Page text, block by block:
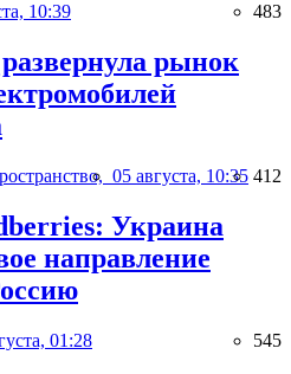
10:39 483
рынок
05 августа, 10:35 412
Украина
направление
01:28 545